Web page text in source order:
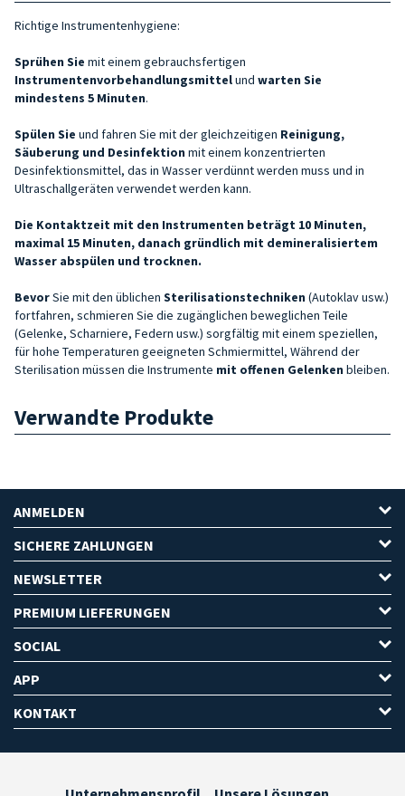
Richtige Instrumentenhygiene:
Sprühen Sie mit einem gebrauchsfertigen
Instrumentenvorbehandlungsmittelund warten Sie
mindestens 5 Minuten.
Spülen Sie und fahren Sie mit der gleichzeitigen Reinigung,
Säuberung und Desinfektion mit einem konzentrierten
Desinfektionsmittel, das in Wasser verdünnt werden muss und in
Ultraschallgeräten verwendet werden kann.
Die Kontaktzeit mit den Instrumenten beträgt 10 Minuten,
maximal 15 Minuten, danach gründlich mit demineralisiertem
Wasser abspülen und trocknen.
BevorSie mit den üblichen Sterilisationstechniken (Autoklav usw.)
fortfahren, schmieren Sie die zugänglichen beweglichen Teile
(Gelenke, Scharniere, Federn usw.) sorgfältig mit einem speziellen,
für hohe Temperaturen geeigneten Schmiermittel, Während der
Sterilisation müssen die Instrumente mit offenen Gelenken bleiben.
Verwandte Produkte
ANMELDEN
SICHERE ZAHLUNGEN
NEWSLETTER
PREMIUM LIEFERUNGEN
SOCIAL
APP
KONTAKT